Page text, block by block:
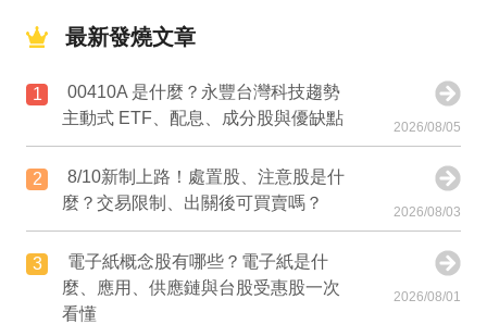
最新發燒文章
1
00410A 是什麼？永豐台灣科技趨勢
主動式 ETF、配息、成分股與優缺點
2026/08/05
2
8/10新制上路！處置股、注意股是什
麼？交易限制、出關後可買賣嗎？
2026/08/03
3
電子紙概念股有哪些？電子紙是什
麼、應用、供應鏈與台股受惠股一次
看懂
2026/08/01